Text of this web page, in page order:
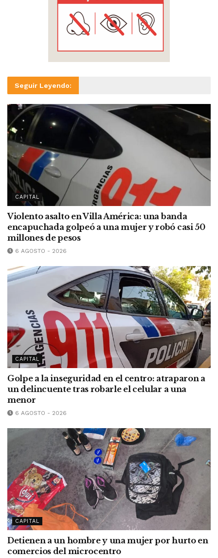
Seguir Leyendo:
CAPITAL
Violento asalto en Villa América: una banda
encapuchada golpeó a una mujer y robó casi 50
millones de pesos
6 AGOSTO - 2026
CAPITAL
Golpe a la inseguridad en el centro: atraparon a
un delincuente tras robarle el celular a una
menor
6 AGOSTO - 2026
CAPITAL
Detienen a un hombre y una mujer por hurto en
comercios del microcentro